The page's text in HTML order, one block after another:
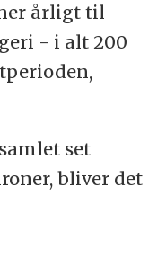
årligt til
- i alt 200
set
bliver det